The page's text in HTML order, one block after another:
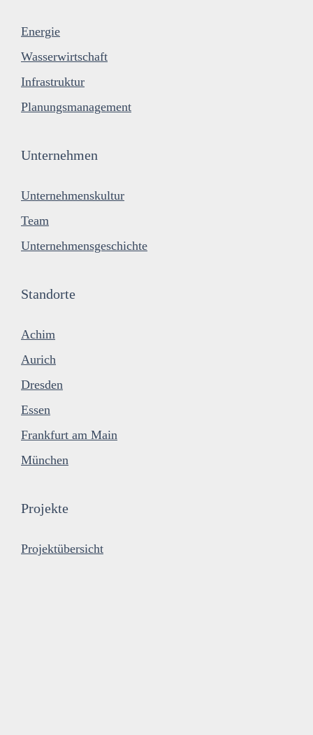
Energie
Wasserwirtschaft
Infrastruktur
Planungsmanagement
Unternehmen
Unternehmenskultur
Team
Unternehmensgeschichte
Standorte
Achim
Aurich
Dresden
Essen
Frankfurt am Main
München
Projekte
Projektübersicht